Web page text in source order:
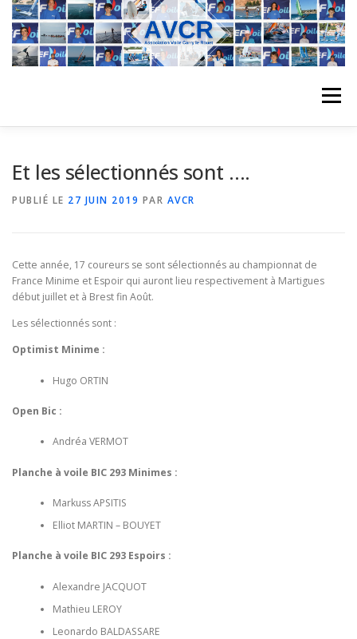
Aller
contenu
Menu
REGATES ALBUMS PHOTO
Et les sélectionnés sont ….
PUBLIÉ LE 27 JUIN 2019 PAR AVCR
Cette année, 17 coureurs se sont sélectionnés au championnat de
France Minime et Espoir qui auront lieu respectivement à Martigues
début juillet et à Brest fin Août.
Les sélectionnés sont :
Optimist Minime :
Hugo ORTIN
Open Bic :
Andréa VERMOT
Planche à voile BIC 293 Minimes :
Markuss APSITIS
Elliot MARTIN – BOUYET
Planche à voile BIC 293 Espoirs :
Alexandre JACQUOT
Mathieu LEROY
Leonardo BALDASSARE